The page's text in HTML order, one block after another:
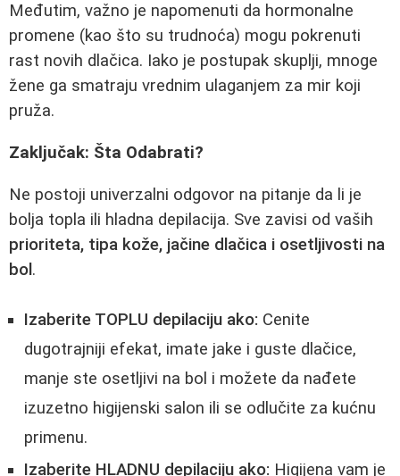
Međutim, važno je napomenuti da hormonalne
promene (kao što su trudnoća) mogu pokrenuti
rast novih dlačica. Iako je postupak skuplji, mnoge
žene ga smatraju vrednim ulaganjem za mir koji
pruža.
Zaključak: Šta Odabrati?
Ne postoji univerzalni odgovor na pitanje da li je
bolja topla ili hladna depilacija. Sve zavisi od vaših
prioriteta, tipa kože, jačine dlačica i osetljivosti na
bol.
Izaberite TOPLU depilaciju ako: Cenite
dugotrajniji efekat, imate jake i guste dlačice,
manje ste osetljivi na bol i možete da nađete
izuzetno higijenski salon ili se odlučite za kućnu
primenu.
Izaberite HLADNU depilaciju ako: Higijena vam je